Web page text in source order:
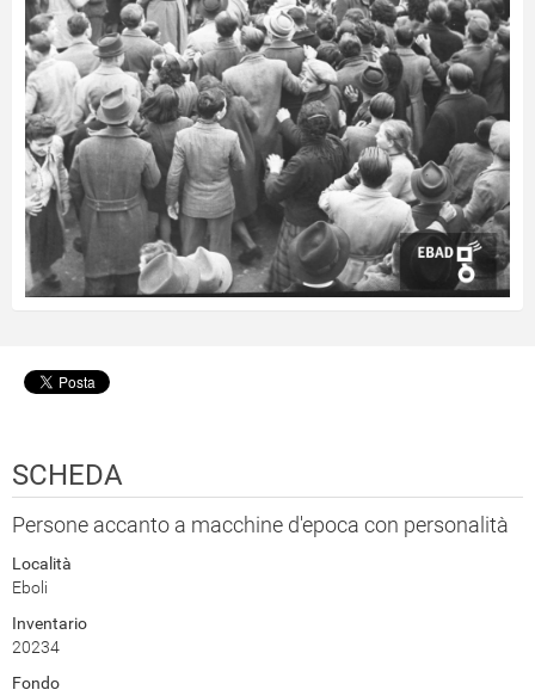
SCHEDA
Persone accanto a macchine d'epoca con personalità
Località
Eboli
Inventario
20234
Fondo